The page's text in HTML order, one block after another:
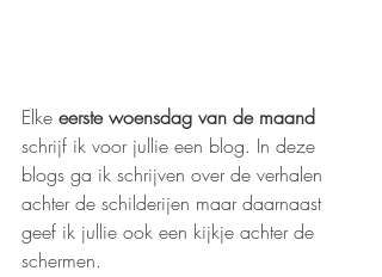
Elke eerste woensdag van de maand
schrijf ik voor jullie een blog. In deze
blogs ga ik schrijven over de verhalen
achter de schilderijen maar daarnaast
geef ik jullie ook een kijkje achter de
schermen.